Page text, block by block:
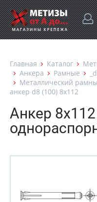
Главная Каталог
Анкера
Рамные
Металлический
анкер d8 (100) 8х112
Анкер